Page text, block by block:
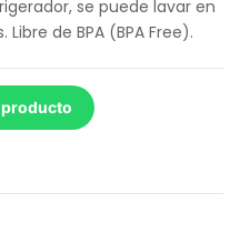
se puede lavar en
de BPA (BPA Free).